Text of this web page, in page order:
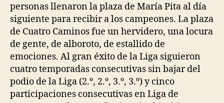
personas llenaron la plaza de María Pita al día
siguiente para recibir a los campeones. La plaza
de Cuatro Caminos fue un hervidero, una locura
de gente, de alboroto, de estallido de
emociones. Al gran éxito de la Liga siguieron
cuatro temporadas consecutivas sin bajar del
podio de la Liga (2.º, 2.º, 3.º, 3.º) y cinco
participaciones consecutivas en Liga de